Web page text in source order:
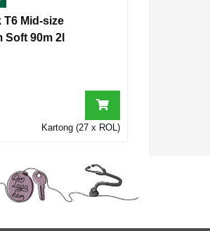
T6 Mid-size
Soft 90m 2l
Kartong (27 x ROL)